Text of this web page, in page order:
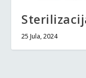
25 Jula, 2024